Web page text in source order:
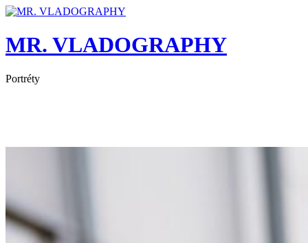
MR. VLADOGRAPHY
Portréty